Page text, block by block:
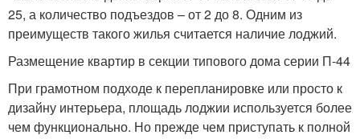
25, а количество подъездов – от 2 до 8. Одним из
преимуществ такого жилья считается наличие лоджий.
Размещение квартир в секции типового дома серии П-44
При грамотном подходе к перепланировке или просто к
дизайну интерьера, площадь лоджии используется более
чем функционально. Но прежде чем приступать к полной